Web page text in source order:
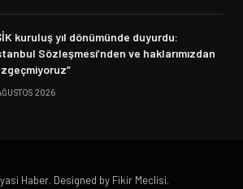
kuruluş yıl dönümünde duyurdu:
Sözleşmesi’nden ve haklarımızdan
2026
Haber. Designed by Fikir Meclisi.